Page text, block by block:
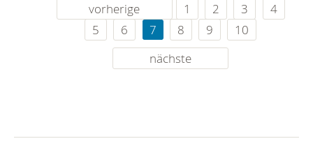
vorherige 1 2 3
4
5
6 7 8 9
10
nächste